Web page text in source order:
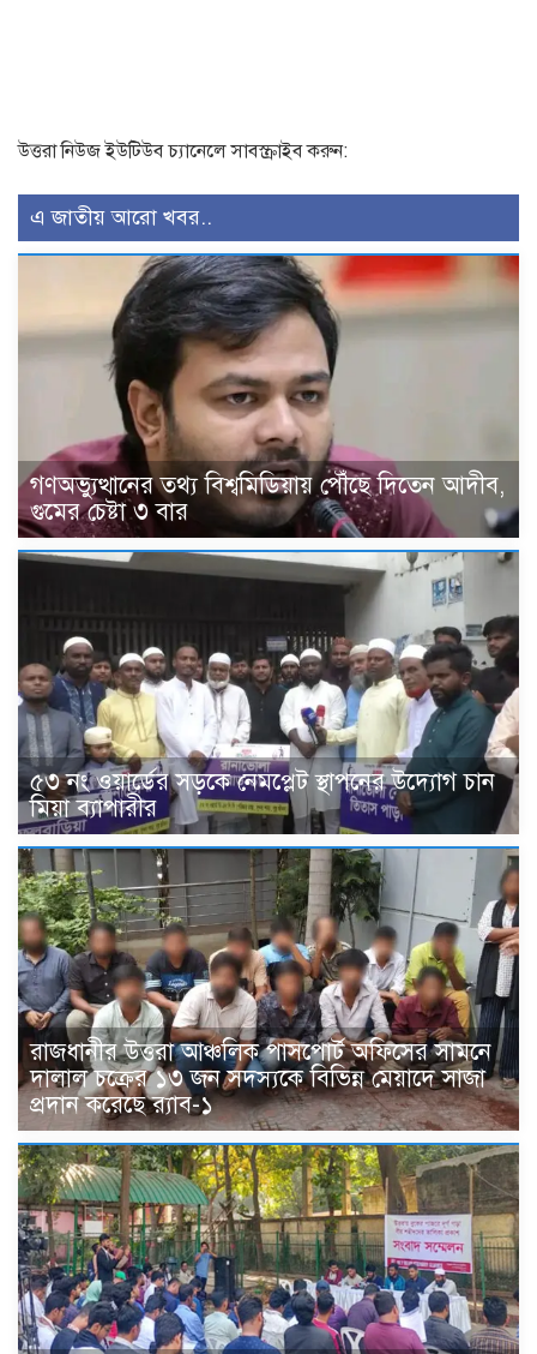
উত্তরা নিউজ ইউটিউব চ্যানেলে সাবস্ক্রাইব করুন:
এ জাতীয় আরো খবর..
গণঅভ্যুত্থানের তথ্য বিশ্বমিডিয়ায় পৌঁছে দিতেন আদীব,
গুমের চেষ্টা ৩ বার
৫৩ নং ওয়ার্ডের সড়কে নেমপ্লেট স্থাপনের উদ্যোগ চান
মিয়া ব্যাপারীর
রাজধানীর উত্তরা আঞ্চলিক পাসপোর্ট অফিসের সামনে
দালাল চক্রের ১৩ জন সদস্যকে বিভিন্ন মেয়াদে সাজা
প্রদান করেছে র‌্যাব-১